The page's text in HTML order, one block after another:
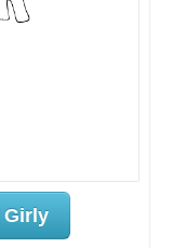
Girly